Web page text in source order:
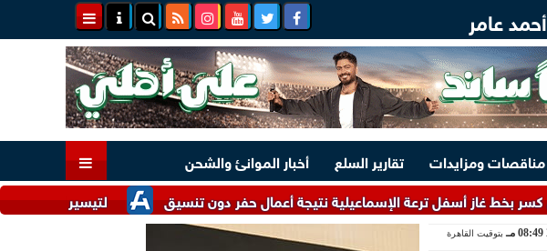
أحمد عامر
مناقصات ومزايدات تقارير السلع
أخبار الموانئ والشحن
لتيسير الإجراءات.. وزارتا الصناعة والاستثمار
ترعة الإسماعيلية نتيجة أعمال حفر دون تنسيق
08:49 مـ بتوقيت القاهرة